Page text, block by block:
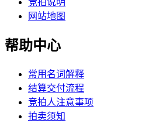
竞拍说明
网站地图
帮助中心
常用名词解释
结算交付流程
竞拍人注意事项
拍卖须知